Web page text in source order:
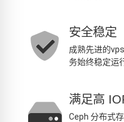
安全稳定
成熟先进的
务始终稳定运
满足高
Ceph 分布式